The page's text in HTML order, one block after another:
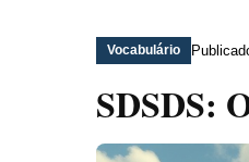
Vocabulário
SDSDS: